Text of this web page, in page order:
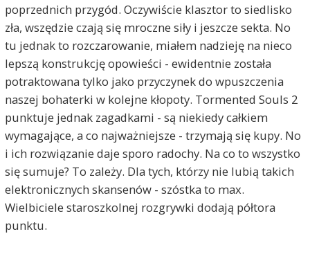
poprzednich przygód. Oczywiście klasztor to siedlisko
zła, wszędzie czają się mroczne siły i jeszcze sekta. No
tu jednak to rozczarowanie, miałem nadzieję na nieco
lepszą konstrukcję opowieści - ewidentnie została
potraktowana tylko jako przyczynek do wpuszczenia
naszej bohaterki w kolejne kłopoty. Tormented Souls 2
punktuje jednak zagadkami - są niekiedy całkiem
wymagające, a co najważniejsze - trzymają się kupy. No
i ich rozwiązanie daje sporo radochy. Na co to wszystko
się sumuje? To zależy. Dla tych, którzy nie lubią takich
elektronicznych skansenów - szóstka to max.
Wielbiciele staroszkolnej rozgrywki dodają półtora
punktu.